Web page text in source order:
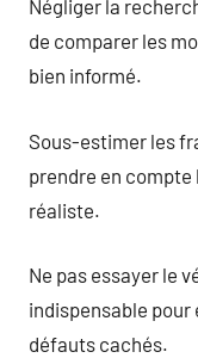
Négliger la
de comparer les
bien informé.
Sous-estimer les
prendre en compte
réaliste.
Ne pas essayer le
indispensable
défauts cachés.